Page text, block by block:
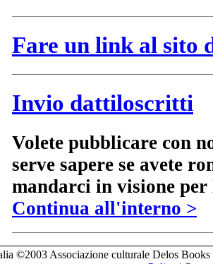
Fare un link al sito
Invio dattiloscritti
Volete pubblicare con
serve sapere se avete
mandarci in visione
Continua all'interno >
©2003 Associazione culturale Delos